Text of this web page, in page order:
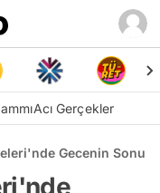
Acı Gerçekler
Gecenin